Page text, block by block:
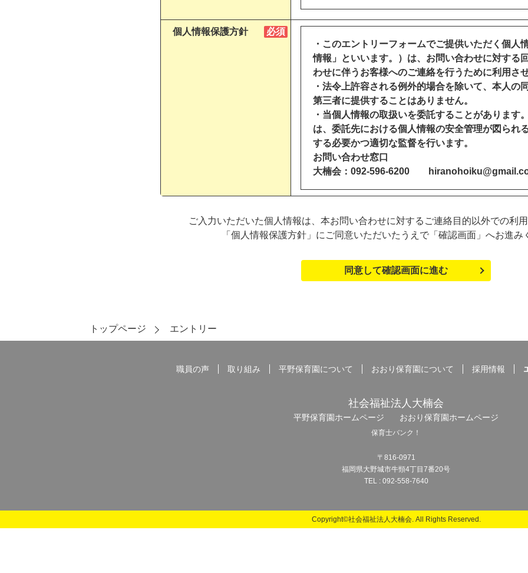
個人情報保護方針
・このエントリーフォームでご提供いただく個人
情報」といいます。）は、お問い合わせに対する
わせに伴うお客様へのご連絡を行うために利用さ
・法令上許容される例外的場合を除いて、本人の
第三者に提供することはありません。
・当個人情報の取扱いを委託することがあります
は、委託先における個人情報の安全管理が図られ
する必要かつ適切な監督を行います。
お問い合わせ窓口
大楠会： 092-596-6200
ご入力いただいた個人情報は、本お問い合わせに対するご連絡目的以外での利用
「個人情報保護方針」にご同意いただいたうえで「確認画面」へお進み
同意して確認画面に進む
トップページ エントリー
職員の声 取り組み 平野保育園について おおり保育園について 採用情報
社会福祉法人大楠会
平野保育園ホームページ おおり保育園ホームページ
保育士バンク！
〒816-0971
福岡県大野城市牛頸4丁目7番20号
TEL : 092-558-7640
Copyright©社会福祉法人大楠会. All Rights Reserved.